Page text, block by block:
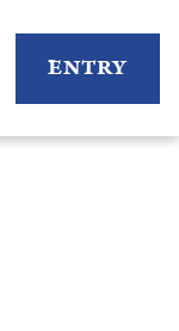
ENTRY